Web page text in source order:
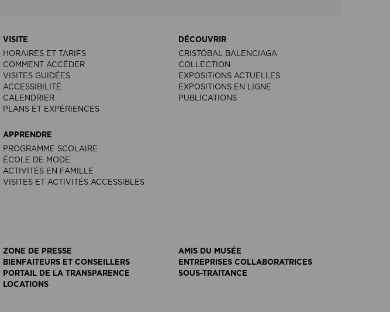
VISITE
HORAIRES ET TARIFS
COMMENT ACCÉDER
VISITES GUIDÉES
ACCESSIBILITÉ
CALENDRIER
PLANS ET EXPÉRIENCES
DÉCOUVRIR
CRISTÓBAL BALENCIAGA
COLLECTION
EXPOSITIONS ACTUELLES
EXPOSITIONS EN LIGNE
PUBLICATIONS
APPRENDRE
PROGRAMME SCOLAIRE
ÉCOLE DE MODE
ACTIVITÉS EN FAMILLE
VISITES ET ACTIVITÉS ACCESSIBLES
ZONE DE PRESSE
AMIS DU MUSÉE
BIENFAITEURS ET CONSEILLERS
ENTREPRISES COLLABORATRICES
PORTAIL DE LA TRANSPARENCE
SOUS-TRAITANCE
LOCATIONS